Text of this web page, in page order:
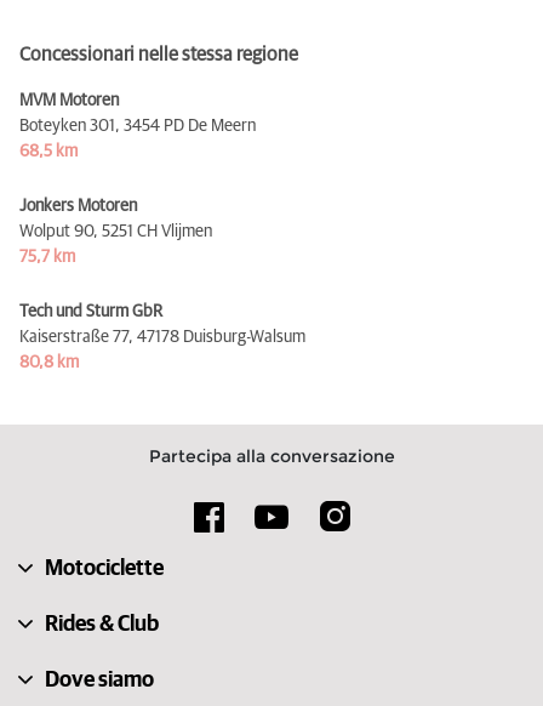
Concessionari nelle stessa regione
MVM Motoren
Boteyken 301, 3454 PD De Meern
68,5 km
Jonkers Motoren
Wolput 90, 5251 CH Vlijmen
75,7 km
Tech und Sturm GbR
Kaiserstraße 77, 47178 Duisburg-Walsum
80,8 km
Partecipa alla conversazione
Motociclette
Rides & Club
Dove siamo